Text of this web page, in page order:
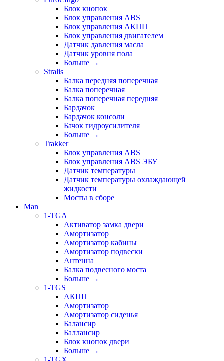
Блок кнопок
Блок управления ABS
Блок управления АКПП
Блок управления двигателем
Датчик давления масла
Датчик уровня пола
Больше →
Stralis
Балка передняя поперечная
Балка поперечная
Балка поперечная передняя
Бардачок
Бардачок консоли
Бачок гидроусилителя
Больше →
Trakker
Блок управления ABS
Блок управления ABS ЭБУ
Датчик температуры
Датчик температуры охлаждающей
жидкости
Мосты в сборе
Man
1-TGA
Активатор замка двери
Амортизатор
Амортизатор кабины
Амортизатор подвески
Антенна
Балка подвесного моста
Больше →
1-TGS
АКПП
Амортизатор
Амортизатор сиденья
Балансир
Баллансир
Блок кнопок двери
Больше →
1-TGX